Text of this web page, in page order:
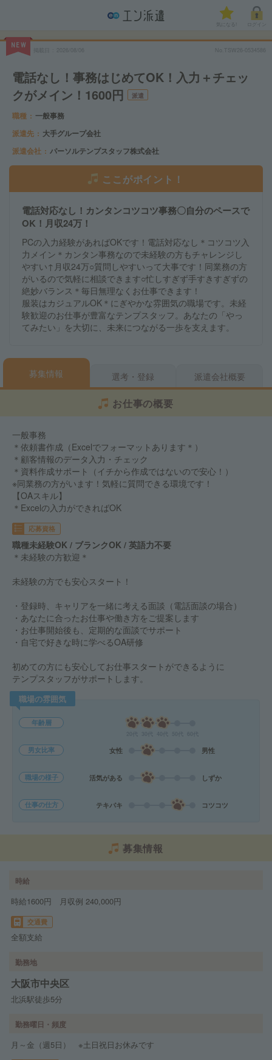
気になる!
NEW
No.TSW26-0534586
電話なし！事務はじめてOK！入力＋チェッ
クがメイン！1600円
派遣
職種
一般事務
派遣先
大手グループ会社
派遣会社
パーソルテンプスタッフ株式会社
ここがポイント！
電話対応なし！カンタンコツコツ事務〇自分のペースで
OK！月収24万！
PCの入力経験があればOKです！電話対応なし＊コツコツ入
力メイン＊カンタン事務なので未経験の方もチャレンジし
やすい↑月収24万○質問しやすいって大事です！同業務の方
がいるので気軽に相談できます○忙しすぎず手すきすぎずの
絶妙バランス＊毎日無理なくお仕事できます！
服装はカジュアルOK＊にぎやかな雰囲気の職場です。未経
験歓迎のお仕事が豊富なテンプスタッフ。あなたの「やっ
てみたい」を大切に、未来につながる一歩を支えます。
募集情報 選考・登録 派遣会社概要
お仕事の概要
一般事務
＊依頼書作成（Excelでフォーマットあります＊）
＊顧客情報のデータ入力・チェック
＊資料作成サポート（イチから作成ではないので安心！）
※同業務の方がいます！気軽に質問できる環境です！
【OAスキル】
＊Excelの入力ができればOK
応募資格
職種未経験OK / ブランクOK / 英語力不要
＊未経験の方歓迎＊
未経験の方でも安心スタート！
・登録時、キャリアを一緒に考える面談（電話面談の場合）
・あなたに合ったお仕事や働き方をご提案します
・お仕事開始後も、定期的な面談でサポート
・自宅で好きな時に学べるOA研修
初めての方にも安心してお仕事スタートができるように
テンプスタッフがサポートします。
職場の雰囲気
年齢層
男女比率 女性 男性
職場の様子 活気がある しずか
仕事の仕方 テキパキ コツコツ
募集情報
時給
時給1600円 月収例 240,000円
交通費
全額支給
勤務地
大阪市中央区
北浜駅徒歩5分
勤務曜日・頻度
月～金（週5日） ※土日祝日お休みです